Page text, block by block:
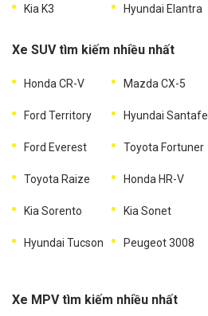
Kia K3 Hyundai Elantra
Xe SUV tìm kiếm nhiều nhất
Honda CR-V Mazda CX-5
Ford Territory Hyundai Santafe
Ford Everest Toyota Fortuner
Toyota Raize Honda HR-V
Kia Sorento Kia Sonet
Hyundai Tucson Peugeot 3008
Xe MPV tìm kiếm nhiều nhất